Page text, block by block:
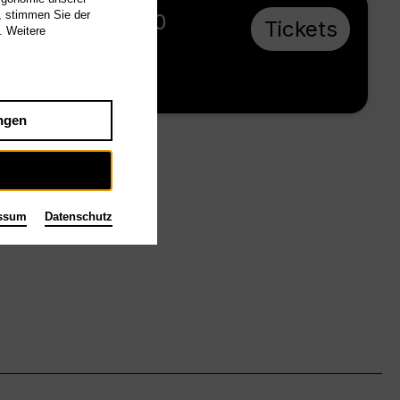
20.6.27, 20:00
Tickets
stimmen Sie der
Weitere
Datenschutz